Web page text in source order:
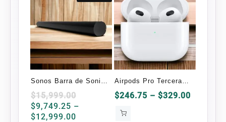
Sonos Barra de Sonido
Arc WiFi Negro con
Dolby Atmos
$15,999.00
$9,749.25 –
$12,999.00
Airpods Pro Tercera
Generación OEM
$246.75 – $329.00